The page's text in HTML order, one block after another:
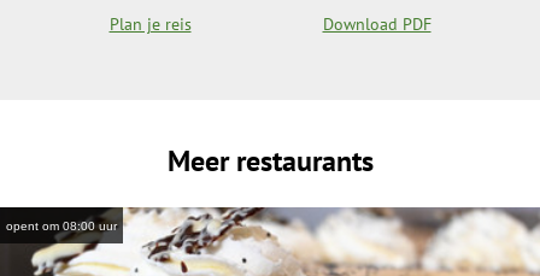
Plan je reis Download PDF
Meer restaurants
opent om 08:00 uur